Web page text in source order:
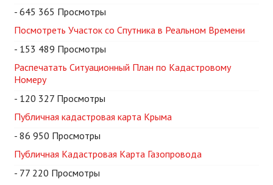
- 645 365 Просмотры
Посмотреть Участок со Спутника в Реальном Времени
- 153 489 Просмотры
Распечатать Ситуационный План по Кадастровому
Номеру
- 120 327 Просмотры
Публичная кадастровая карта Крыма
- 86 950 Просмотры
Публичная Кадастровая Карта Газопровода
- 77 220 Просмотры